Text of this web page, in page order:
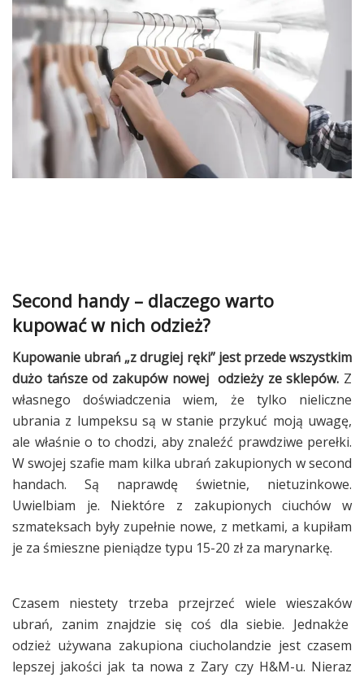
Second handy – dlaczego warto
kupować w nich odzież?
Kupowanie ubrań „z drugiej ręki” jest przede wszystkim
dużo tańsze od zakupów nowej odzieży ze sklepów. Z
własnego doświadczenia wiem, że tylko nieliczne
ubrania z lumpeksu są w stanie przykuć moją uwagę,
ale właśnie o to chodzi, aby znaleźć prawdziwe perełki.
W swojej szafie mam kilka ubrań zakupionych w second
handach. Są naprawdę świetnie, nietuzinkowe.
Uwielbiam je. Niektóre z zakupionych ciuchów w
szmateksach były zupełnie nowe, z metkami, a kupiłam
je za śmieszne pieniądze typu 15-20 zł za marynarkę.
Czasem niestety trzeba przejrzeć wiele wieszaków
ubrań, zanim znajdzie się coś dla siebie. Jednakże
odzież używana zakupiona ciucholandzie jest czasem
lepszej jakości jak ta nowa z Zary czy H&M-u. Nieraz